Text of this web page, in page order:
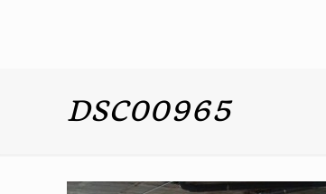
DSC00965